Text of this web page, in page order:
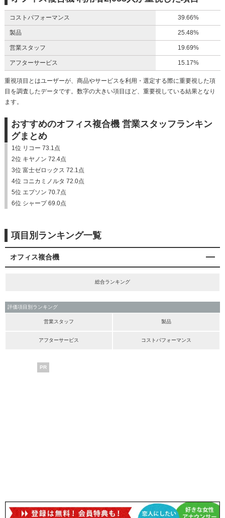
コストパフォーマンス 39.66%
製品 25.48%
営業スタッフ 19.69%
アフターサービス 15.17%
重視項目とはユーザーが、商品やサービスを利用・選定する際に重要視した項
目を調査したデータです。数字の大きい項目ほど、重要視している結果となり
ます。
おすすめのオフィス複合機 営業スタッフランキン
グまとめ
1位 リコー 73.1点
2位 キヤノン 72.4点
3位 富士ゼロックス 72.1点
4位 コニカミノルタ 72.0点
5位 エプソン 70.7点
6位 シャープ 69.0点
項目別ランキング一覧
オフィス複合機
総合ランキング
評価項目別ランキング
営業スタッフ 製品
アフターサービス コストパフォーマンス
PR